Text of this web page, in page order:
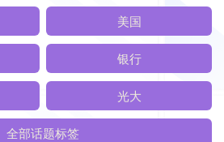
美国
银行
光大
全部话题标签